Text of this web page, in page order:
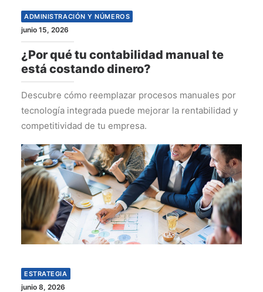
ADMINISTRACIÓN Y NÚMEROS
junio 15, 2026
¿Por qué tu contabilidad manual te
está costando dinero?
Descubre cómo reemplazar procesos manuales por
tecnología integrada puede mejorar la rentabilidad y
competitividad de tu empresa.
ESTRATEGIA
junio 8, 2026